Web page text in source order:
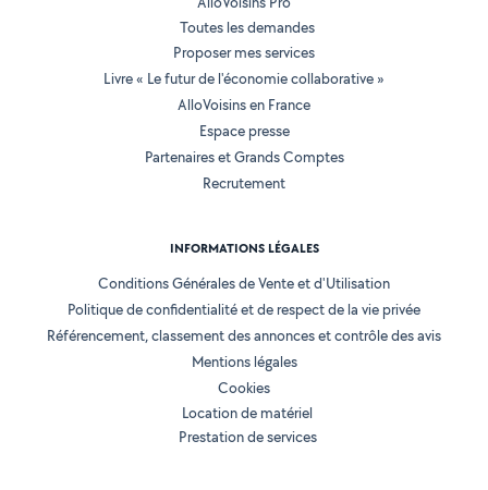
Toutes les demandes
Proposer mes services
Livre « Le futur de l'économie collaborative »
AlloVoisins en France
Espace presse
Partenaires et Grands Comptes
Recrutement
INFORMATIONS LÉGALES
Conditions Générales de Vente et d'Utilisation
Politique de confidentialité et de respect de la vie privée
Référencement, classement des annonces et contrôle des avis
Mentions légales
Cookies
Location de matériel
Prestation de services